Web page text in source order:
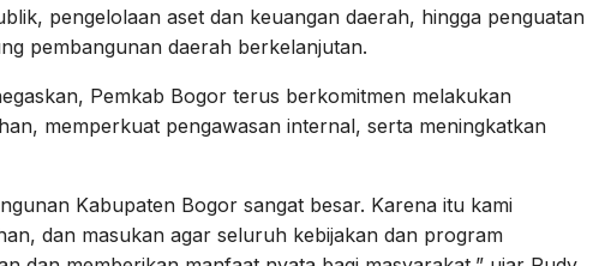
pengelolaan aset dan keuangan daerah, hingga penguatan
pembangunan daerah berkelanjutan.
Pemkab Bogor terus berkomitmen melakukan
memperkuat pengawasan internal, serta meningkatkan
Kabupaten Bogor sangat besar. Karena itu kami
dan masukan agar seluruh kebijakan dan program